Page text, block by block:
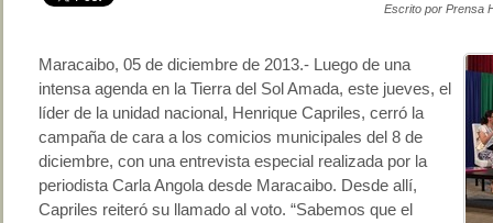
Escrito por Prensa
Maracaibo, 05 de diciembre de 2013.- Luego de una
intensa agenda en la Tierra del Sol Amada, este jueves, el
líder de la unidad nacional, Henrique Capriles, cerró la
campaña de cara a los comicios municipales del 8 de
diciembre, con una entrevista especial realizada por la
periodista Carla Angola desde Maracaibo. Desde allí,
Capriles reiteró su llamado al voto. “Sabemos que el